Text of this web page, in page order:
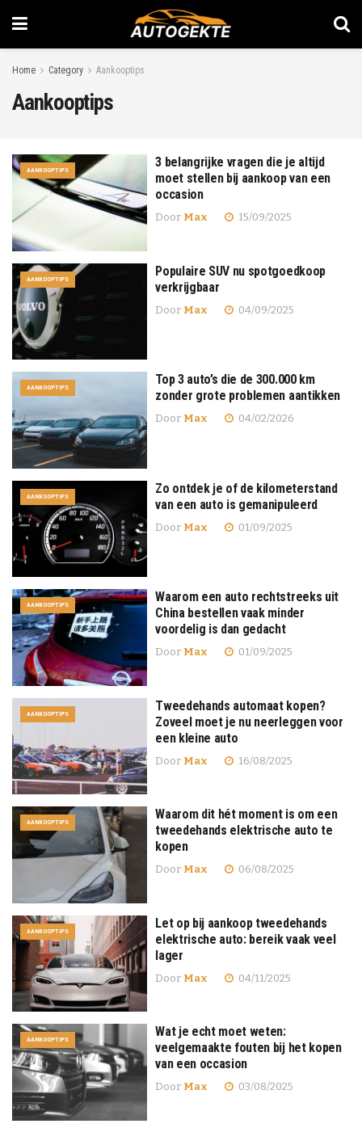
Home Category Aankooptips
Aankooptips
AANKOOPTIPS
3 belangrijke vragen die je altijd
moet stellen bij aankoop van een
occasion
Door Max 15/09/2025
AANKOOPTIPS
Populaire SUV nu spotgoedkoop
verkrijgbaar
Door Max 04/09/2025
AANKOOPTIPS
Top 3 auto’s die de 300.000 km
zonder grote problemen aantikken
Door Max 04/02/2026
AANKOOPTIPS
Zo ontdek je of de kilometerstand
van een auto is gemanipuleerd
Door Max 01/09/2025
AANKOOPTIPS
Waarom een auto rechtstreeks uit
China bestellen vaak minder
voordelig is dan gedacht
Door Max 01/09/2025
AANKOOPTIPS
Tweedehands automaat kopen?
Zoveel moet je nu neerleggen voor
een kleine auto
Door Max 16/08/2025
AANKOOPTIPS
Waarom dit hét moment is om een
tweedehands elektrische auto te
kopen
Door Max 06/08/2025
AANKOOPTIPS
Let op bij aankoop tweedehands
elektrische auto: bereik vaak veel
lager
Door Max 04/11/2025
AANKOOPTIPS
Wat je echt moet weten:
veelgemaakte fouten bij het kopen
van een occasion
Door Max 03/08/2025